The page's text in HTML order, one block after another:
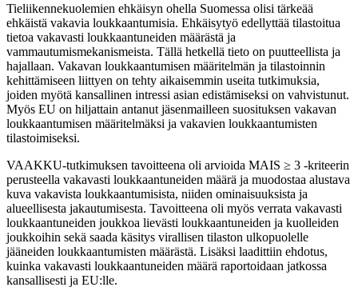
Tieliikennekuolemien ehkäisyn ohella Suomessa olisi tärkeää
ehkäistä vakavia loukkaantumisia. Ehkäisytyö edellyttää tilastoitua
tietoa vakavasti loukkaantuneiden määrästä ja
vammautumismekanismeista. Tällä hetkellä tieto on puutteellista ja
hajallaan. Vakavan loukkaantumisen määritelmän ja tilastoinnin
kehittämiseen liittyen on tehty aikaisemmin useita tutkimuksia,
joiden myötä kansallinen intressi asian edistämiseksi on vahvistunut.
Myös EU on hiljattain antanut jäsenmailleen suosituksen vakavan
loukkaantumisen määritelmäksi ja vakavien loukkaantumisten
tilastoimiseksi.
VAAKKU-tutkimuksen tavoitteena oli arvioida MAIS ≥ 3 -kriteerin
perusteella vakavasti loukkaantuneiden määrä ja muodostaa alustava
kuva vakavista loukkaantumisista, niiden ominaisuuksista ja
alueellisesta jakautumisesta. Tavoitteena oli myös verrata vakavasti
loukkaantuneiden joukkoa lievästi loukkaantuneiden ja kuolleiden
joukkoihin sekä saada käsitys virallisen tilaston ulkopuolelle
jääneiden loukkaantumisten määrästä. Lisäksi laadittiin ehdotus,
kuinka vakavasti loukkaantuneiden määrä raportoidaan jatkossa
kansallisesti ja EU:lle.